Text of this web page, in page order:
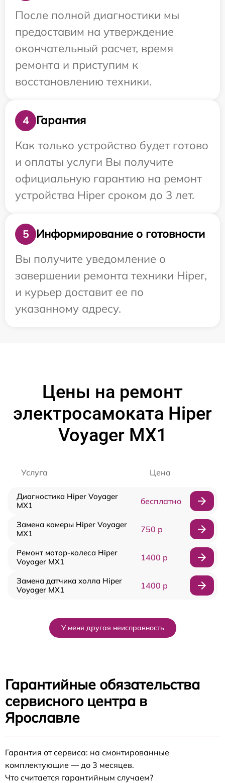
После полной диагностики мы
предоставим на утверждение
окончательный расчет, время
ремонта и приступим к
восстановлению техники.
4
Гарантия
Как только устройство будет готово
и оплаты услуги Вы получите
официальную гарантию на ремонт
устройства Hiper сроком до 3 лет.
5
Информирование о готовности
Вы получите уведомление о
завершении ремонта техники Hiper,
и курьер доставит ее по
указанному адресу.
Цены на ремонт
электросамоката Hiper
Voyager MX1
Услуга Цена
Диагностика Hiper Voyager
MX1
бесплатно
Замена камеры Hiper Voyager
MX1
750 р
Ремонт мотор-колеса Hiper
Voyager MX1
1400 р
Замена датчика холла Hiper
Voyager MX1
1400 р
У меня другая неисправность
Гарантийные обязательства
сервисного центра в
Ярославле
Гарантия от сервиса: на смонтированные
комплектующие — до 3 месяцев.
Что считается гарантийным случаем?